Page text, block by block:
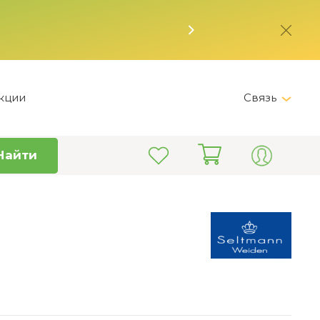
Связь
+7 (495) 150-82-28
info@kitchen-master.ru